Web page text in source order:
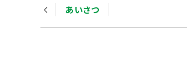
Post
あいさつ